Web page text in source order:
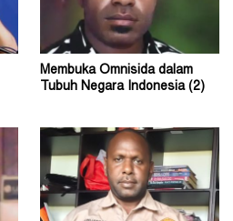
Membuka Omnisida dalam
Tubuh Negara Indonesia (2)